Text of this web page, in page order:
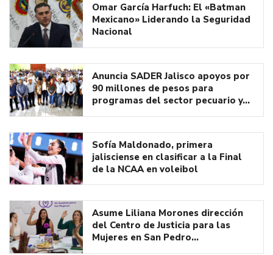
Omar García Harfuch: El «Batman
Mexicano» Liderando la Seguridad
Nacional
Anuncia SADER Jalisco apoyos por
90 millones de pesos para
programas del sector pecuario y…
Sofía Maldonado, primera
jalisciense en clasificar a la Final
de la NCAA en voleibol
Asume Liliana Morones dirección
del Centro de Justicia para las
Mujeres en San Pedro…